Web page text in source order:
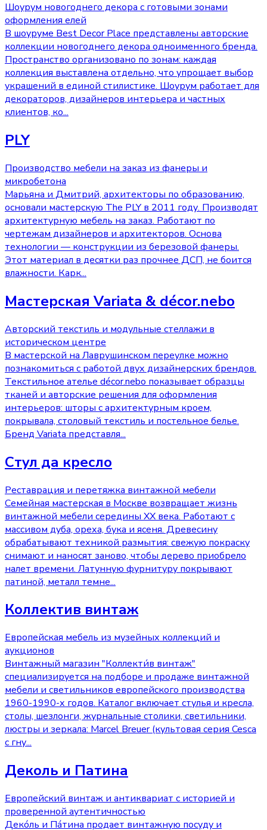
Шоурум новогоднего декора с готовыми зонами
оформления елей
В шоуруме Best Decor Place представлены авторские
коллекции новогоднего декора одноименного бренда.
Пространство организовано по зонам: каждая
коллекция выставлена отдельно, что упрощает выбор
украшений в единой стилистике. Шоурум работает для
декораторов, дизайнеров интерьера и частных
клиентов, ко...
PLY
Производство мебели на заказ из фанеры и
микробетона
Марьяна и Дмитрий, архитекторы по образованию,
основали мастерскую The PLY в 2011 году. Производят
архитектурную мебель на заказ. Работают по
чертежам дизайнеров и архитекторов. Основа
технологии — конструкции из березовой фанеры.
Этот материал в десятки раз прочнее ДСП, не боится
влажности. Карк...
Мастерская Variata & décor.nebo
Авторский текстиль и модульные стеллажи в
историческом центре
В мастерской на Лаврушинском переулке можно
познакомиться с работой двух дизайнерских брендов.
Текстильное ателье décor.nebo показывает образцы
тканей и авторские решения для оформления
интерьеров: шторы с архитектурным кроем,
покрывала, столовый текстиль и постельное белье.
Бренд Variata представля...
Стул да кресло
Реставрация и перетяжка винтажной мебели
Семейная мастерская в Москве возвращает жизнь
винтажной мебели середины XX века. Работают с
массивом дуба, ореха, бука и ясеня. Древесину
обрабатывают техникой размытия: свежую покраску
снимают и наносят заново, чтобы дерево приобрело
налет времени. Латунную фурнитуру покрывают
патиной, металл темне...
Коллектив винтаж
Европейская мебель из музейных коллекций и
аукционов
Винтажный магазин "Коллекти́в винтаж"
специализируется на подборе и продаже винтажной
мебели и светильников европейского производства
1960-1990-х годов. Каталог включает стулья и кресла,
столы, шезлонги, журнальные столики, светильники,
люстры и зеркала: Marcel Breuer (культовая серия Cesca
с гну...
Деколь и Патина
Европейский винтаж и антиквариат с историей и
проверенной аутентичностью
Декóль и Пáтина продает винтажную посуду и